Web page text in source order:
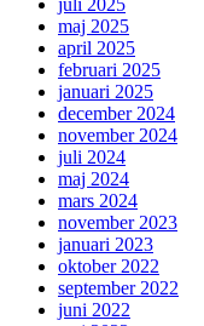
juli 2025
maj 2025
april 2025
februari 2025
januari 2025
december 2024
november 2024
juli 2024
maj 2024
mars 2024
november 2023
januari 2023
oktober 2022
september 2022
juni 2022